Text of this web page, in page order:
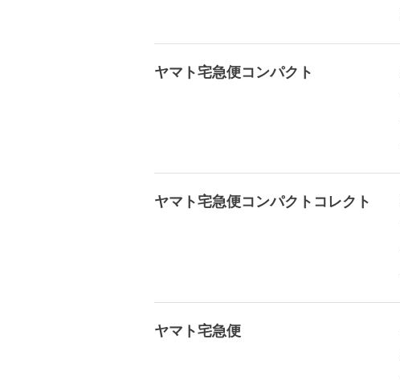
ヤマト宅急便コンパクト
ヤマト宅急便コンパクトコレクト
ヤマト宅急便